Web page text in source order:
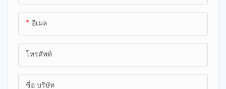
อีเมล
โทรศัพท์
ชื่อ บริษัท
อันสดชื่นเพื่อผิวที่กระจ่างใสและ
อ่อนเยาว์